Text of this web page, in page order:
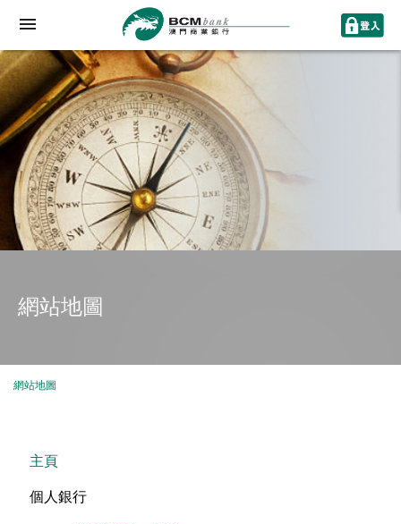
網站地圖
網站地圖
主頁
個人銀行